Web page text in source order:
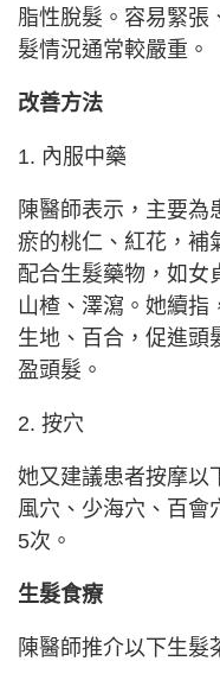
脂性脫髮。容易緊張
髮情況通常較嚴重。
改善方法
1. 內服中藥
陳醫師表示，主要為
瘀的桃仁、紅花，補
配合生髮藥物，如女
山楂、澤瀉。她續指
生地、百合，促進頭
盈頭髮。
2. 按穴
她又建議患者按摩以
風穴、少海穴、百會
5次。
生髮食療
陳醫師推介以下生髮